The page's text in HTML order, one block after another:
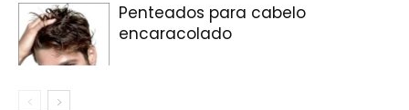
Penteados para cabelo
encaracolado